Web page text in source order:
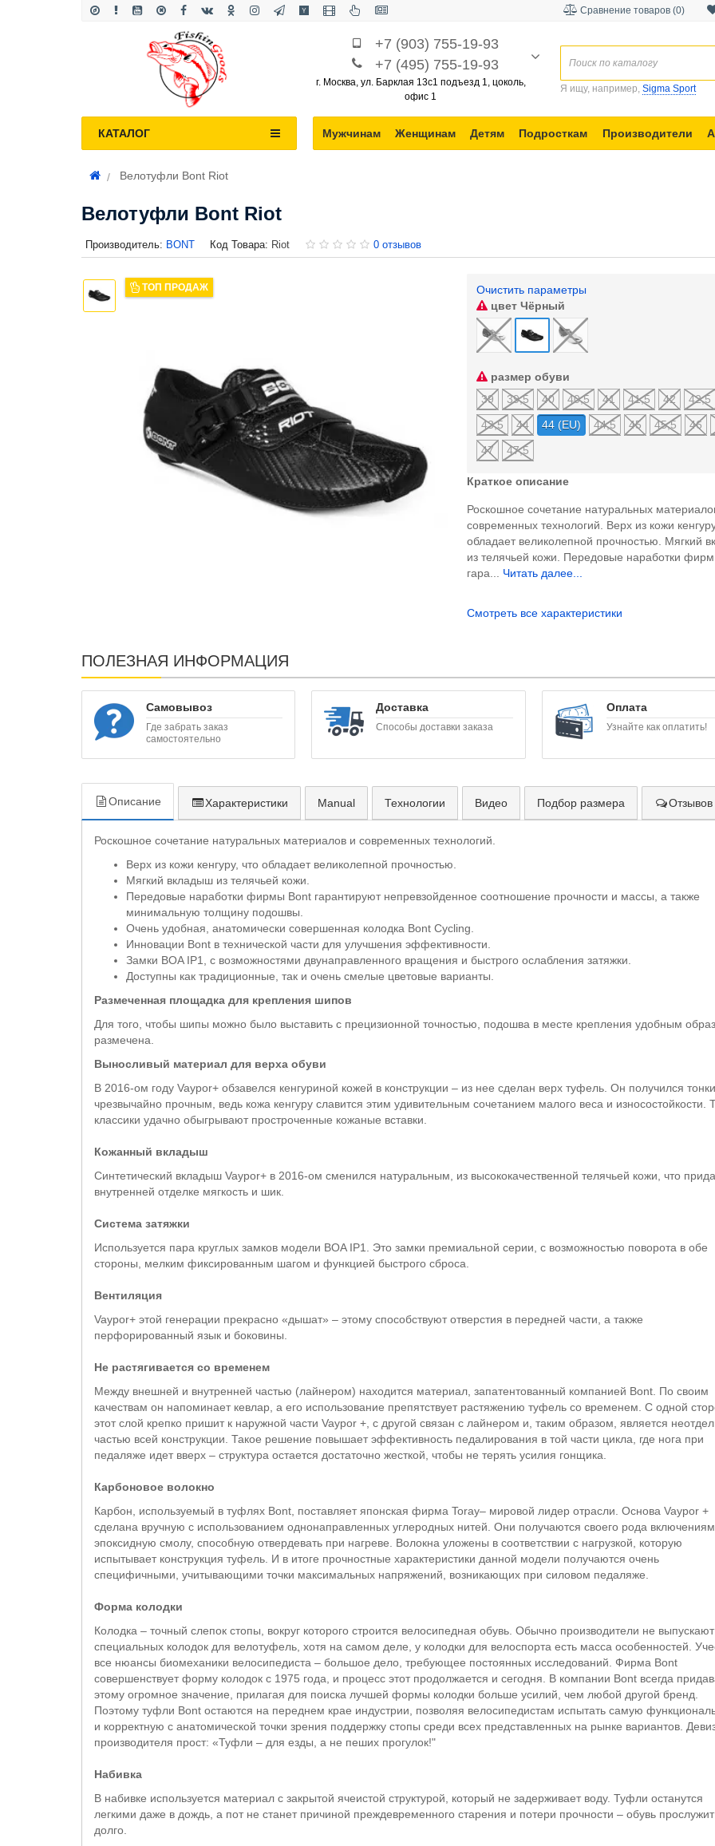
Сравнение товаров (0)
+7 (903) 755-19-93
+7 (495) 755-19-93
г. Москва, ул. Барклая 13с1 подъезд 1, цоколь,
офис 1
Я ищу, например, Sigma Sport
Мужчинам Женщинам Детям Подросткам Производители
КАТАЛОГ
Велотуфли Bont Riot
Велотуфли Bont Riot
Производитель: BONT Код Товара: Riot 0 отзывов
ТОП ПРОДАЖ
Очистить параметры
цветЧёрный
размер обуви
39
39,5 40 40,5 41 41,5 42
42,5
43,5
44 44 (EU) 44,5 45 45,5
46
47
47,5
Краткое описание
Роскошное сочетание натуральных
современных технологий. Верх из кожи
обладает великолепной прочностью. Мягкий
из телячьей кожи. Передовые наработки
гара... Читать далее...
Смотреть все характеристики
ПОЛЕЗНАЯ ИНФОРМАЦИЯ
Самовывоз
Где забрать заказ
самостоятельно
Доставка
Способы доставки заказа
Оплата
Узнайте как оплатить!
Описание Характеристики Manual Технологии Видео Подбор размера
Роскошное сочетание натуральных материалов и современных технологий.
Верх из кожи кенгуру, что обладает великолепной прочностью.
Мягкий вкладыш из телячьей кожи.
Передовые наработки фирмы Bont гарантируют непревзойденное соотношение прочности и массы, а также
минимальную толщину подошвы.
Очень удобная, анатомически совершенная колодка Bont Cycling.
Инновации Bont в технической части для улучшения эффективности.
Замки BOA IP1, с возможностями двунаправленного вращения и быстрого ослабления затяжки.
Доступны как традиционные, так и очень смелые цветовые варианты.
Размеченная площадка для крепления шипов
Для того, чтобы шипы можно было выставить с прецизионной точностью, подошва в месте крепления удобным
размечена.
Выносливый материал для верха обуви
В 2016-ом году Vaypor+ обзавелся кенгуриной кожей в конструкции – из нее сделан верх туфель. Он получился
чрезвычайно прочным, ведь кожа кенгуру славится этим удивительным сочетанием малого веса и износостойкости.
классики удачно обыгрывают простроченные кожаные вставки.
Кожанный вкладыш
Синтетический вкладыш Vaypor+ в 2016-ом сменился натуральным, из высококачественной телячьей кожи, что
внутренней отделке мягкость и шик.
Система затяжки
Используется пара круглых замков модели BOA IP1. Это замки премиальной серии, с возможностью поворота в обе
стороны, мелким фиксированным шагом и функцией быстрого сброса.
Вентиляция
Vaypor+ этой генерации прекрасно «дышат» – этому способствуют отверстия в передней части, а также
перфорированный язык и боковины.
Не растягивается со временем
Между внешней и внутренней частью (лайнером) находится материал, запатентованный компанией Bont. По своим
качествам он напоминает кевлар, а его использование препятствует растяжению туфель со временем. С одной
этот слой крепко пришит к наружной части Vaypor +, с другой связан с лайнером и, таким образом, является
частью всей конструкции. Такое решение повышает эффективность педалирования в той части цикла, где нога при
педаляже идет вверх – структура остается достаточно жесткой, чтобы не терять усилия гонщика.
Карбоновое волокно
Карбон, используемый в туфлях Bont, поставляет японская фирма Toray– мировой лидер отрасли. Основа Vaypor +
сделана вручную с использованием однонаправленных углеродных нитей. Они получаются своего рода
эпоксидную смолу, способную отвердевать при нагреве. Волокна уложены в соответствии с нагрузкой, которую
испытывает конструкция туфель. И в итоге прочностные характеристики данной модели получаются очень
специфичными, учитывающими точки максимальных напряжений, возникающих при силовом педаляже.
Форма колодки
Колодка – точный слепок стопы, вокруг которого строится велосипедная обувь. Обычно производители не выпускают
специальных колодок для велотуфель, хотя на самом деле, у колодки для велоспорта есть масса особенностей.
все нюансы биомеханики велосипедиста – большое дело, требующее постоянных исследований. Фирма Bont
совершенствует форму колодок с 1975 года, и процесс этот продолжается и сегодня. В компании Bont всегда
этому огромное значение, прилагая для поиска лучшей формы колодки больше усилий, чем любой другой бренд.
Поэтому туфли Bont остаются на переднем крае индустрии, позволяя велосипедистам испытать самую
и корректную с анатомической точки зрения поддержку стопы среди всех представленных на рынке вариантов.
производителя прост: «Туфли – для езды, а не пеших прогулок!"
Набивка
В набивке используется материал с закрытой ячеистой структурой, который не задерживает воду. Туфли останутся
легкими даже в дождь, а пот не станет причиной преждевременного старения и потери прочности – обувь прослужит
долго.